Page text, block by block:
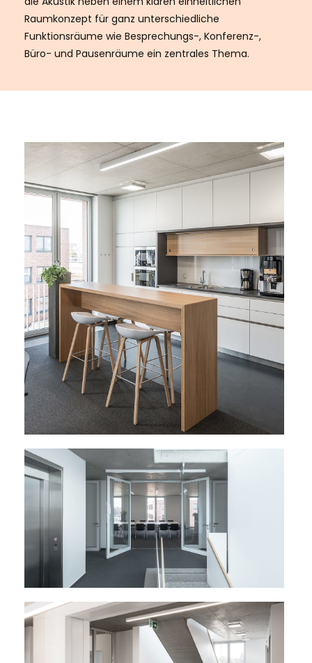
Raumkonzept für ganz unterschiedliche
Funktionsräume wie Besprechungs-, Konferenz-,
Büro- und Pausenräume ein zentrales Thema.